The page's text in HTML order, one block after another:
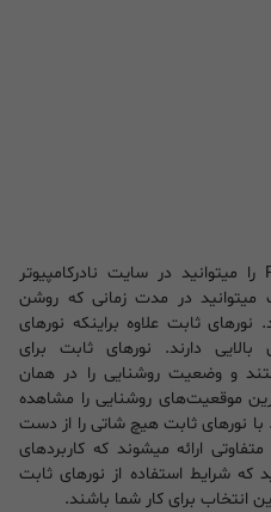
انواع نور ثابت برند پیکسل PIXEL را میتوانید در سایت نادرکامپیوتر
میتوانید در مدت زمانی که روشن
نورهای ثابت علاوه براینکه نورهای
دارند. نورهای ثابت برای
و وضعیت روشنایی را در همان
موقعیت‌های روشنایی را مشاهده
نورهای ثابت هیچ شاتی را از دست
ارائه میشوند که کاربردهای
که شرایط استفاده از نورهای ثابت
انتخاب برای کار شما باشند.